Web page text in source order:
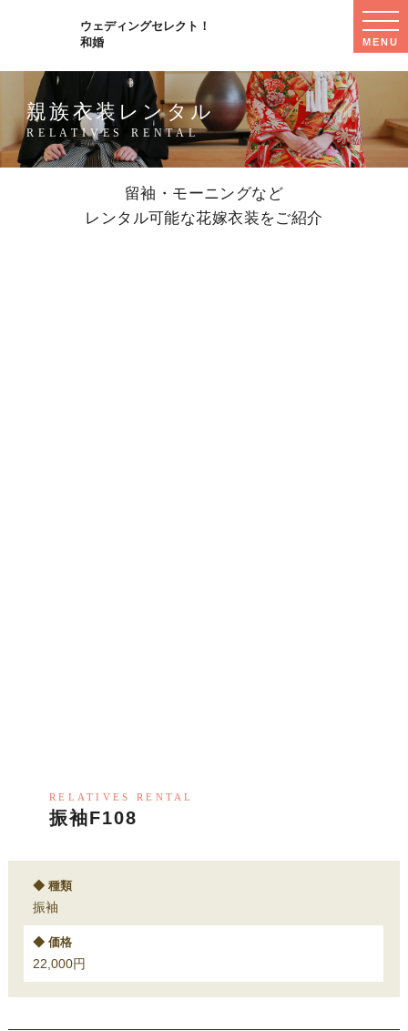
ウェディングセレクト！
和婚
MENU
親族衣装レンタル
RELATIVES RENTAL
留袖・モーニングなど
レンタル可能な花嫁衣装をご紹介
RELATIVES RENTAL
振袖F108
種類
振袖
価格
22,000円